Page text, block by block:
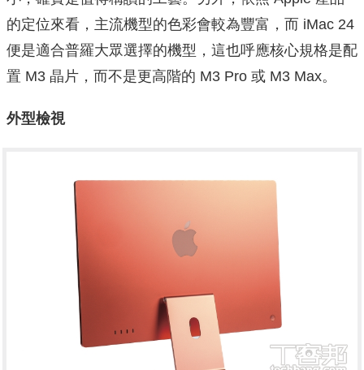
的定位來看，主流機型的色彩會較為豐富，而 iMac 24
便是適合普羅大眾選擇的機型，這也呼應核心規格是配
置 M3 晶片，而不是更高階的 M3 Pro 或 M3 Max。
外型檢視